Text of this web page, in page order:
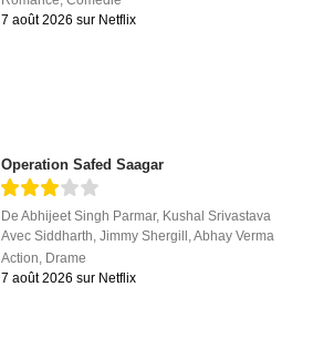
7 août 2026 sur Netflix
Operation Safed Saagar
DeAbhijeet Singh Parmar, Kushal Srivastava
AvecSiddharth ,Jimmy Shergill ,Abhay Verma
Action Drame
7 août 2026 sur Netflix